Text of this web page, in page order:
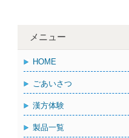
メニュー
HOME
ごあいさつ
漢方体験
製品一覧